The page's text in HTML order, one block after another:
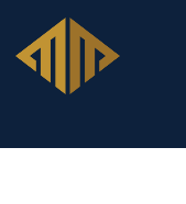
يقوم بدور مهم في
الوعي بقضايا المناخ